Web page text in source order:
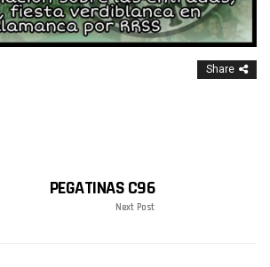
Share
PEGATINAS C96
Next Post